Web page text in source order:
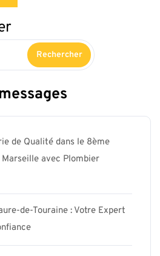
Rechercher
de Qualité dans le 8ème
avec Plombier
de-Touraine : Votre Expert